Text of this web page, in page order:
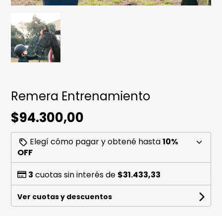
Remera Entrenamiento
$94.300,00
Elegí cómo pagar y obtené hasta10%
OFF
3 cuotas sin interés de $31.433,33
Ver cuotas y descuentos